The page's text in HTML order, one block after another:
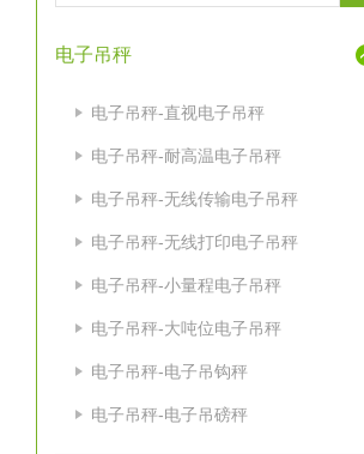
电子吊秤
电子吊秤-直视电子吊秤
电子吊秤-耐高温电子吊秤
电子吊秤-无线传输电子吊秤
电子吊秤-无线打印电子吊秤
电子吊秤-小量程电子吊秤
电子吊秤-大吨位电子吊秤
电子吊秤-电子吊钩秤
电子吊秤-电子吊磅秤